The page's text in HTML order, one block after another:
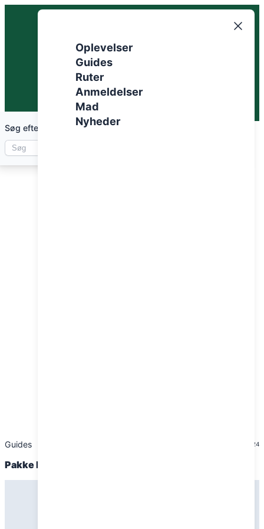
Oplevelser
Guides
Ruter
Anmeldelser
Mad
Nyheder
Søg efter artikler
Pakkeliste til shelter
Guides 10. november 2024
Pakke liste til shelter om efteråret